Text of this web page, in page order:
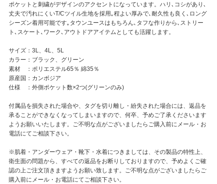
ポケットと刺繍がデザインのアクセントになっています。ハリ､コシがあり､
丈夫で汚れにくいT/Cツイル生地を採用｡程よい厚みで､耐久性も良く､ロング
シーズン着用可能です｡タウンユースはもちろん､タフな作りから､ストリー
ト､スケート､ワーク､アウトドアアイテムとしても活躍します。
サイズ：3L、4L、5L
カラー：ブラック、グリーン
素材 ：ポリエステル65％ 綿35％
原産国：カンボジア
仕様 ：外側ポケット数×2つ(グリーンのみ)
付属品を損失された場合や、タグを切り離し・紛失された場合には、返品を
承ることができなくなってしまいますので、何卒、予めご了承くださいます
ようお願いいたします。ご不明な点がございましたらご購入前にメール・お
電話にてご相談下さい。
※肌着・アンダーウェア・靴下・水着につきましては、その製品の特性上、
衛生面の問題から、すべての返品をお断りしておりますので、予めよくご確
認の上ご注文頂きますようお願い致します。ご不明な点がございましたらご
購入前にメール・お電話にてご相談下さい。